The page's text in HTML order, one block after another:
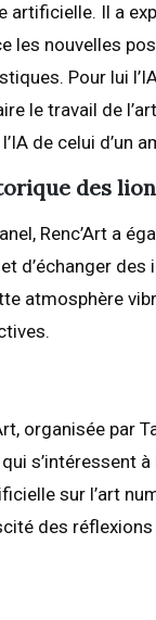
artificielle. Il a
les nouvelles
Pour lui
le travail de
de celui d’un
des
Renc’Art a
d’échanger
atmosphère
organisée par
s’intéressent
sur l’art
des